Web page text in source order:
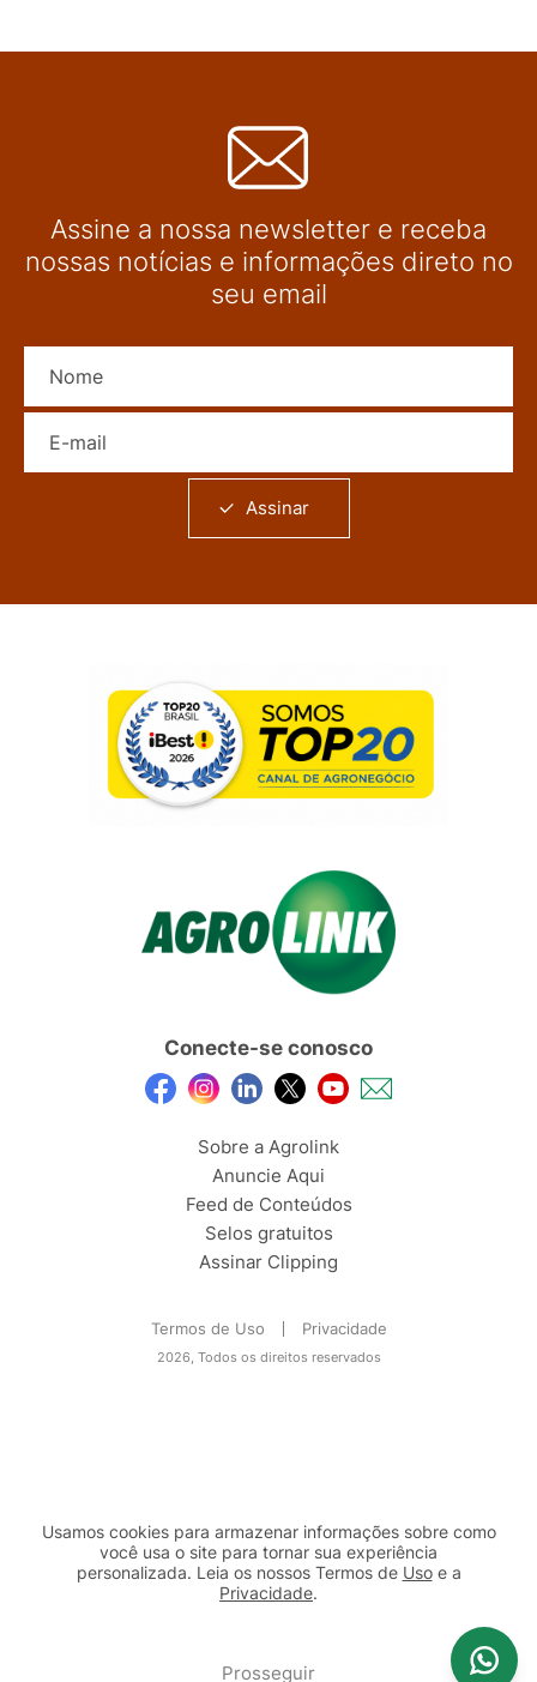
Assine a nossa newsletter e receba
nossas notícias e informações direto no
seu email
Assinar
Conecte-se conosco
Sobre a Agrolink
Anuncie Aqui
Feed de Conteúdos
Selos gratuitos
Assinar Clipping
Termos de Uso Privacidade
2026, Todos os direitos reservados
Usamos cookies para armazenar informações sobre como
você usa o site para tornar sua experiência
personalizada. Leia os nossos Termos de Usoe a
Privacidade.
Prosseguir